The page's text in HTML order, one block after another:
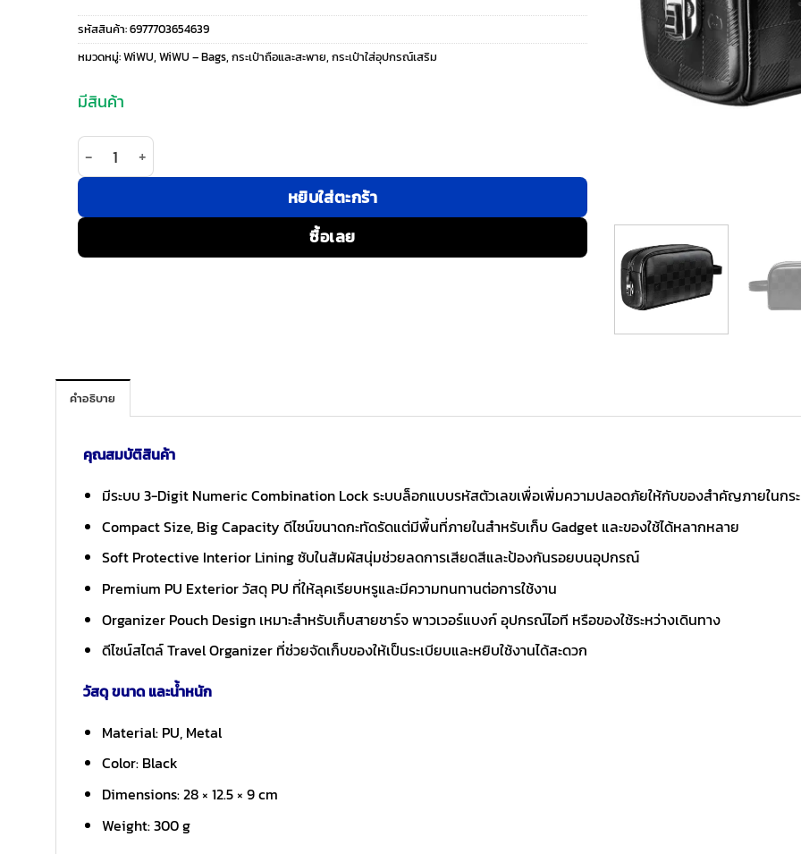
รหัสสินค้า:6977703654639
หมวดหมู่:WiWU, WiWU – Bags, กระเป๋าถือและสะพาย, กระเป๋าใส่อุปกรณ์เสริม
มีสินค้า
จำนวน WiWU รุ่น Phantom Numeric Lock Pouch - กระเป๋าอเนกประสงค์ - สี Black ชิ้น
หยิบใส่ตะกร้า
ซื้อเลย
คำอธิบาย
คุณสมบัติสินค้า
มีระบบ 3-Digit Numeric Combination Lock ระบบล็อกแบบรหัสตัวเลขเพื่อเพิ่มความปลอดภัยให้กับของสำคัญภายในกระ
Compact Size, Big Capacity ดีไซน์ขนาดกะทัดรัดแต่มีพื้นที่ภายในสำหรับเก็บ Gadget และของใช้ได้หลากหลาย
Soft Protective Interior Lining ซับในสัมผัสนุ่มช่วยลดการเสียดสีและป้องกันรอยบนอุปกรณ์
Premium PU Exterior วัสดุ PU ที่ให้ลุคเรียบหรูและมีความทนทานต่อการใช้งาน
Organizer Pouch Design เหมาะสำหรับเก็บสายชาร์จ พาวเวอร์แบงก์ อุปกรณ์ไอที หรือของใช้ระหว่างเดินทาง
ดีไซน์สไตล์ Travel Organizer ที่ช่วยจัดเก็บของให้เป็นระเบียบและหยิบใช้งานได้สะดวก
วัสดุ ขนาด และน้ำหนัก
Material: PU, Metal
Color: Black
Dimensions: 28 × 12.5 × 9 cm
Weight: 300 g